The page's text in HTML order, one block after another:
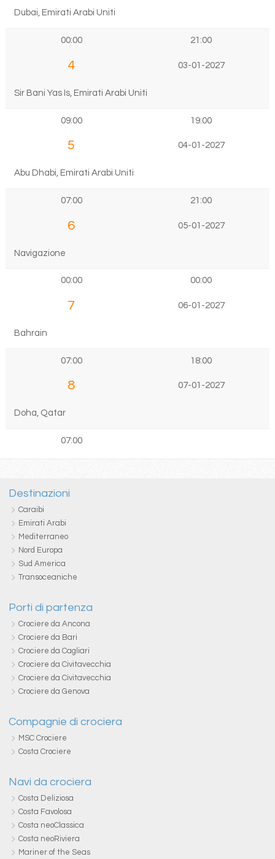
Dubai, Emirati Arabi Uniti
00:00 21:00
4 03-01-2027
Sir Bani Yas Is, Emirati Arabi Uniti
09:00 19:00
5 04-01-2027
Abu Dhabi, Emirati Arabi Uniti
07:00 21:00
6 05-01-2027
Navigazione
00:00 00:00
7 06-01-2027
Bahrain
07:00 18:00
8 07-01-2027
Doha, Qatar
07:00
Destinazioni
Caraibi
Emirati Arabi
Mediterraneo
Nord Europa
Sud America
Transoceaniche
Porti di partenza
Crociere da Ancona
Crociere da Bari
Crociere da Cagliari
Crociere da Civitavecchia
Crociere da Civitavecchia
Crociere da Genova
Compagnie di crociera
MSC Crociere
Costa Crociere
Navi da crociera
Costa Deliziosa
Costa Favolosa
Costa neoClassica
Costa neoRiviera
Mariner of the Seas